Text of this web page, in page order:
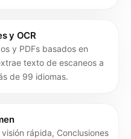
y OCR
y PDFs basados en
texto de escaneos a
de 99 idiomas.
rápida, Conclusiones